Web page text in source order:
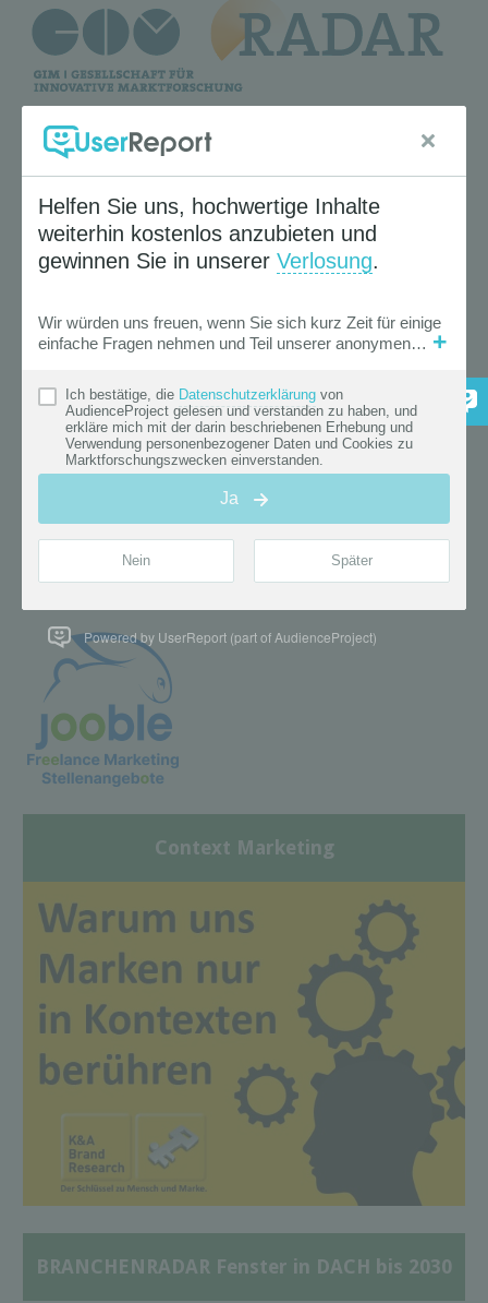
Context Marketing
BRANCHENRADAR Fenster in DACH bis 2030
Powered by UserReport (part of AudienceProject)